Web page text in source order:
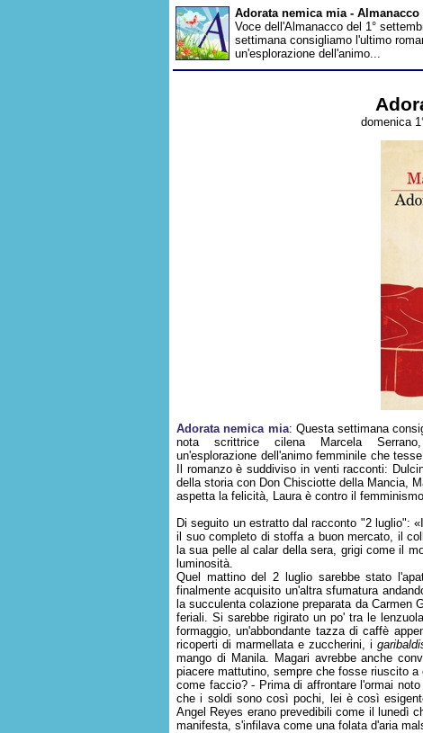
Adorata nemica mia - Almanacco
Voce dell'Almanacco del 1°
settimana consigliamo l'ultimo
un'esplorazione dell'animo...
domenica
Adorata nemica mia: Questa settimana
nota scrittrice cilena Marcela
un'esplorazione dell'animo femminile che
Il romanzo è suddiviso in venti racconti:
della storia con Don Chisciotte della Mancia,
aspetta la felicità, Laura è contro il
Di seguito un estratto dal racconto "2 luglio":
il suo completo di stoffa a buon mercato, il
la sua pelle al calar della sera, grigi come il
luminosità.
Quel mattino del 2 luglio sarebbe stato
finalmente acquisito un'altra sfumatura
la succulenta colazione preparata da Carmen
feriali. Si sarebbe rigirato un po' tra le
formaggio, un'abbondante tazza di caffè
ricoperti di marmellata e zuccherini, i
mango di Manila. Magari avrebbe anche
piacere mattutino, sempre che fosse riuscito
come faccio? - Prima di affrontare l'ormai
che i soldi sono così pochi, lei è così
Angel Reyes erano prevedibili come il lunedì
manifesta, s'infilava come una folata d'aria